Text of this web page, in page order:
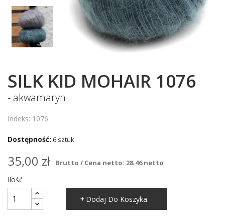
SILK KID MOHAIR 1076
- akwamaryn
Indeks: 1076
Dostępność: 6 sztuk
35,00 zł Brutto / Cena netto: 28.46 netto
Ilość
Dodaj Do Koszyka